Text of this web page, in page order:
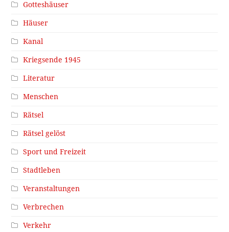
Gotteshäuser
Häuser
Kanal
Kriegsende 1945
Literatur
Menschen
Rätsel
Rätsel gelöst
Sport und Freizeit
Stadtleben
Veranstaltungen
Verbrechen
Verkehr